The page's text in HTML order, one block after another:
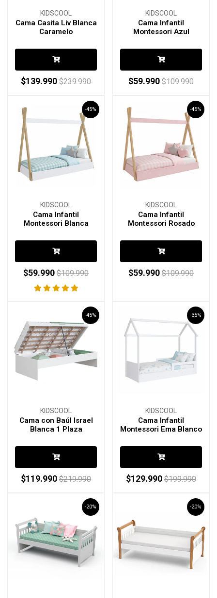
KIDSCOOL
Cama Casita Liv Blanca
Caramelo
$139.990 $239.990
KIDSCOOL
Cama Infantil
Montessori Azul
$59.990 $109.990
-45%
KIDSCOOL
Cama Infantil
Montessori Blanca
$59.990 $109.990
-45%
KIDSCOOL
Cama Infantil
Montessori Rosado
$59.990 $109.990
-45%
KIDSCOOL
Cama con Baúl Israel
Blanca 1 Plaza
$119.990 $219.990
-35%
KIDSCOOL
Cama Infantil
Montessori Ema Blanco
$129.990 $199.990
-20% -20%